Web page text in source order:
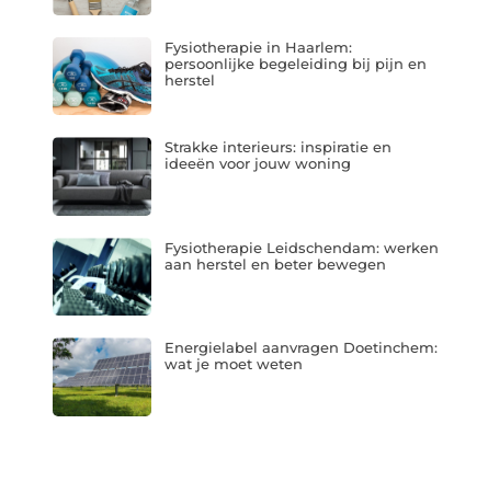
Fysiotherapie in Haarlem:
persoonlijke begeleiding bij pijn en
herstel
Strakke interieurs: inspiratie en
ideeën voor jouw woning
Fysiotherapie Leidschendam: werken
aan herstel en beter bewegen
Energielabel aanvragen Doetinchem:
wat je moet weten